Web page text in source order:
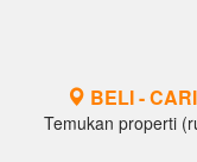
BELI -
Temukan properti